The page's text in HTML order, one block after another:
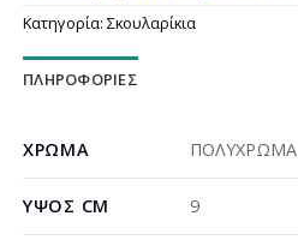
Κατηγορία: Σκουλαρίκια
ΠΛΗΡΟΦΟΡΊΕΣ
ΧΡΏΜΑ ΠΟΛΥΧΡΩΜΑ
ΎΨΟΣ CM 9